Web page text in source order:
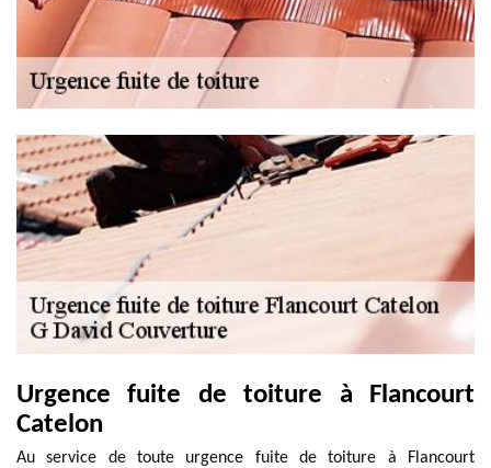
Urgence fuite de toiture à Flancourt
Catelon
Au service de toute urgence fuite de toiture à Flancourt